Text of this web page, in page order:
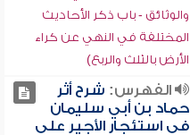
والوثائق - باب ذكر الأحاديث
المختلفة في النهي عن كراء
الأرض بالثلث والربع)
الفهرس: شرح أثر
حماد بن أبي سليمان
في استئجار الأجير على